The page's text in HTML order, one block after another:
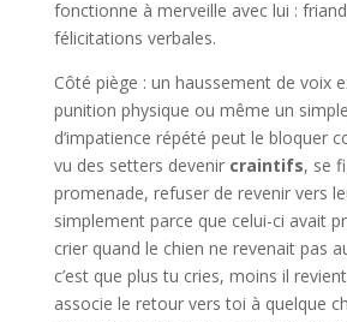
fonctionne à merveille avec lui :
félicitations verbales.
Côté piège : un haussement de voix
punition physique ou même un
d’impatience répété peut le bloquer
vu des setters devenir craintifs, se
promenade, refuser de revenir vers
simplement parce que celui-ci avait
crier quand le chien ne revenait pas
c’est que plus tu cries, moins il
associe le retour vers toi à quelque